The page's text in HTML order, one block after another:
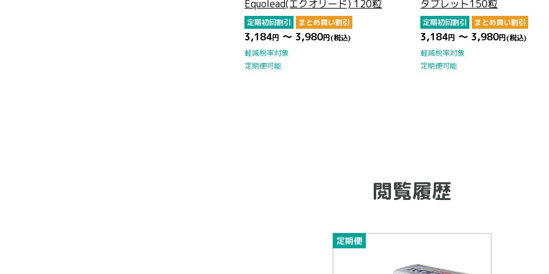
Equolead(エクオリード) 120粒
定期初回割引 まとめ買い割引
3,184円 ～ 3,980円(税込)
軽減税率対象
定期便可能
タブレット150粒
定期初回割引 まとめ買い割引
3,184円 ～ 3,980円(税込)
軽減税率対象
定期便可能
閲覧履歴
定期便